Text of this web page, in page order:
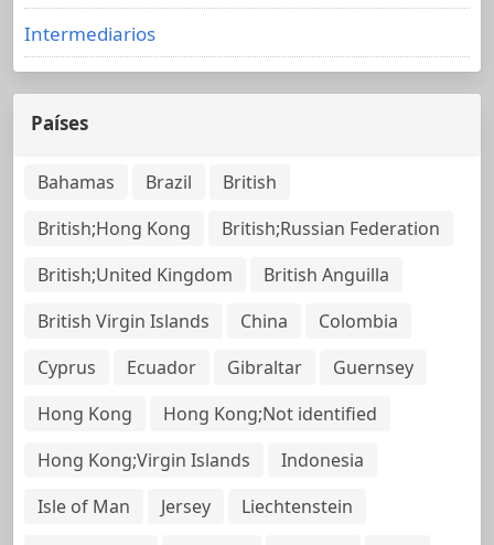
Intermediarios
Países
Bahamas Brazil
British
British;Hong Kong
British;Russian Federation
British;United Kingdom
British Anguilla
British Virgin Islands
China
Colombia
Cyprus
Ecuador Gibraltar
Guernsey
Hong Kong
Hong Kong;Not identified
Hong Kong;Virgin Islands
Indonesia
Isle of Man
Jersey
Liechtenstein